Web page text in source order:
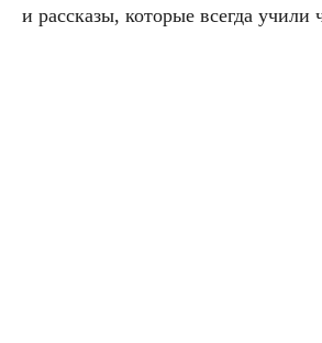
и рассказы, которые всегда учили